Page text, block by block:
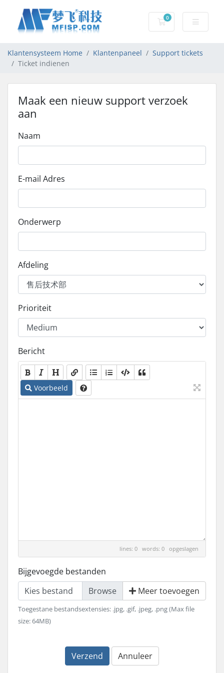
0
Winkelwagen
Klantensysteem Home Klantenpaneel
Support tickets
Ticket indienen
Maak een nieuw support verzoek
aan
Naam
E-mail Adres
Onderwerp
Afdeling
Prioriteit
Bericht
Voorbeeld
lines: 0 words: 0 opgeslagen
Bijgevoegde bestanden
Kies bestand
Meer toevoegen
Toegestane bestandsextensies: .jpg, .gif, .jpeg, .png (Max file
size: 64MB)
Verzend Annuleer